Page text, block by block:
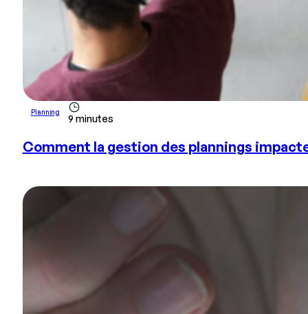
Planning
9 minutes
Comment la gestion des plannings